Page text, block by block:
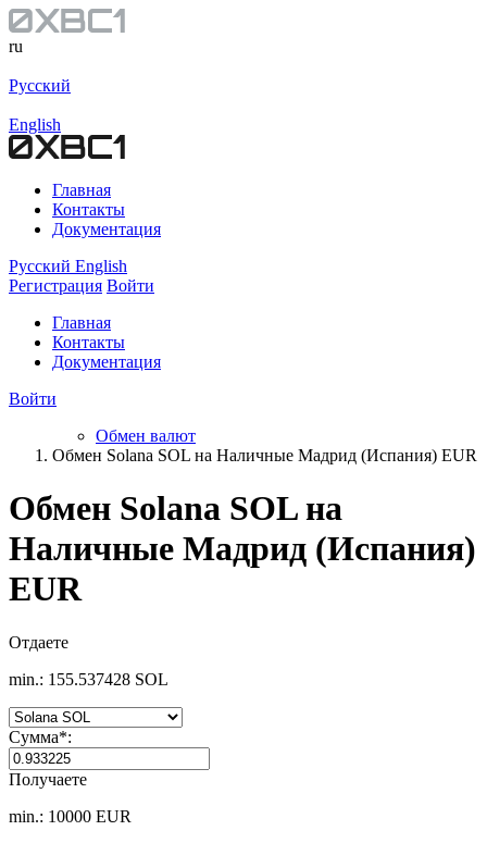
ru
Русский
English
Главная
Контакты
Документация
Русский English
Регистрация Войти
Главная
Контакты
Документация
Войти
Обмен валют
Обмен Solana SOL на Наличные Мадрид (Испания) EUR
Обмен Solana SOL на
Наличные Мадрид (Испания)
EUR
Отдаете
min.: 155.537428 SOL
Сумма*:
Получаете
min.: 10000 EUR